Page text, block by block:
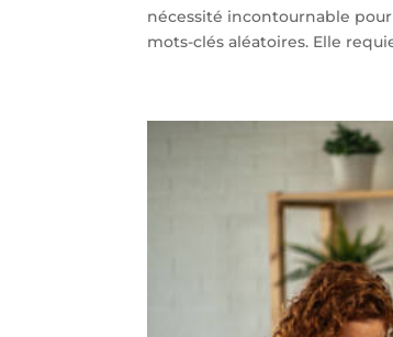
nécessité incontournable
mots-clés aléatoires. Elle